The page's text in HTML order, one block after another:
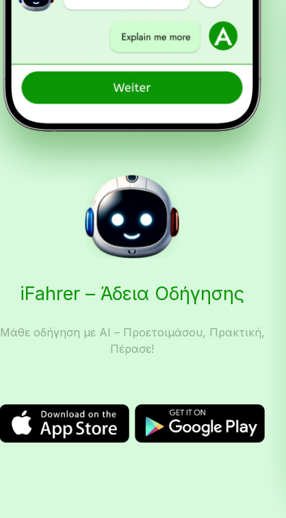
iFahrer – Άδεια Οδήγησης
Μάθε οδήγηση με AI – Προετοιμάσου, Πρακτική,
Πέρασε!